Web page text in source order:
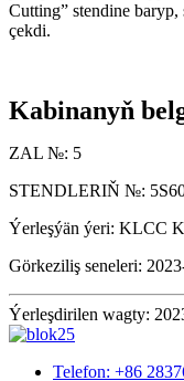
Cutting” stendine
çekdi.
Kabinanyň
ZAL №: 5
STENDLERIŇ №:
Ýerleşýän ýeri: KLCC
Görkeziliş seneleri:
Ýerleşdirilen wagty:
Telefon: +86